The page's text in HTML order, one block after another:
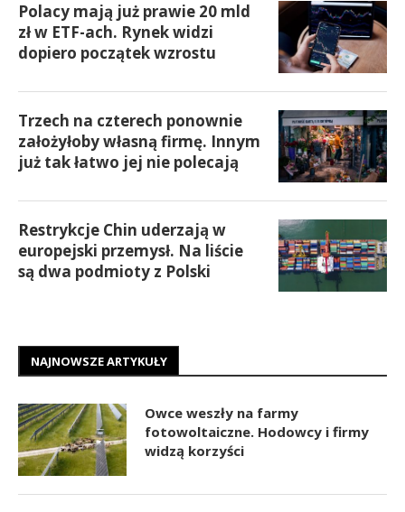
Polacy mają już prawie 20 mld
zł w ETF-ach. Rynek widzi
dopiero początek wzrostu
Trzech na czterech ponownie
założyłoby własną firmę. Innym
już tak łatwo jej nie polecają
Restrykcje Chin uderzają w
europejski przemysł. Na liście
są dwa podmioty z Polski
NAJNOWSZE ARTYKUŁY
Owce weszły na farmy
fotowoltaiczne. Hodowcy i firmy
widzą korzyści